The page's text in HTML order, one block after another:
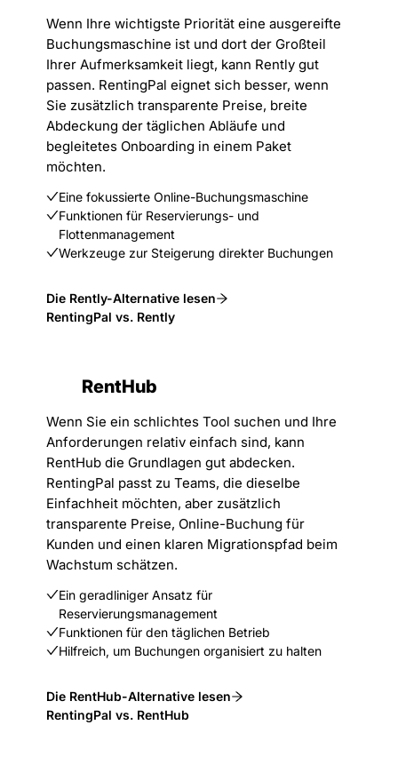
Wenn Ihre wichtigste Priorität eine ausgereifte
Buchungsmaschine ist und dort der Großteil
Ihrer Aufmerksamkeit liegt, kann Rently gut
passen. RentingPal eignet sich besser, wenn
Sie zusätzlich transparente Preise, breite
Abdeckung der täglichen Abläufe und
begleitetes Onboarding in einem Paket
möchten.
Eine fokussierte Online-Buchungsmaschine
Funktionen für Reservierungs- und
Flottenmanagement
Werkzeuge zur Steigerung direkter Buchungen
Die Rently-Alternative lesen
RentingPal vs. Rently
RentHub
Wenn Sie ein schlichtes Tool suchen und Ihre
Anforderungen relativ einfach sind, kann
RentHub die Grundlagen gut abdecken.
RentingPal passt zu Teams, die dieselbe
Einfachheit möchten, aber zusätzlich
transparente Preise, Online-Buchung für
Kunden und einen klaren Migrationspfad beim
Wachstum schätzen.
Ein geradliniger Ansatz für
Reservierungsmanagement
Funktionen für den täglichen Betrieb
Hilfreich, um Buchungen organisiert zu halten
Die RentHub-Alternative lesen
RentingPal vs. RentHub